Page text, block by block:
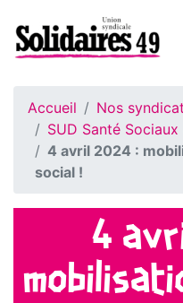
Accueil
Nos
SUD Santé
4 avril 2024 :
social !
4